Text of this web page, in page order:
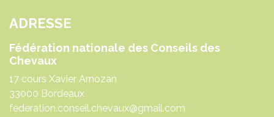
ADRESSE
Fédération nationale des Conseils des
Chevaux
17 cours Xavier Arnozan
33000 Bordeaux
federation.conseil.chevaux@gmail.com